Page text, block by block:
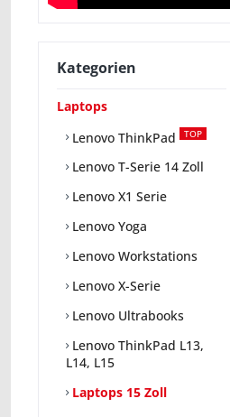
Kategorien
Laptops
Lenovo ThinkPad
TOP
Lenovo T-Serie 14 Zoll
Lenovo X1 Serie
Lenovo Yoga
Lenovo Workstations
Lenovo X-Serie
Lenovo Ultrabooks
Lenovo ThinkPad L13,
L14, L15
Laptops 15 Zoll